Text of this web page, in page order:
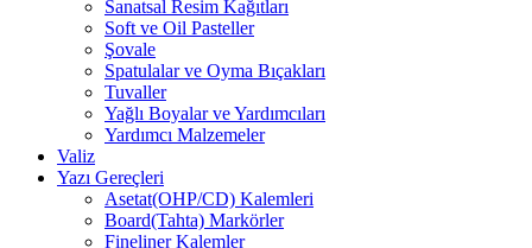
Sanatsal Resim Kağıtları
Soft ve Oil Pasteller
Şovale
Spatulalar ve Oyma Bıçakları
Tuvaller
Yağlı Boyalar ve Yardımcıları
Yardımcı Malzemeler
Valiz
Yazı Gereçleri
Asetat(OHP/CD) Kalemleri
Board(Tahta) Markörler
Fineliner Kalemler